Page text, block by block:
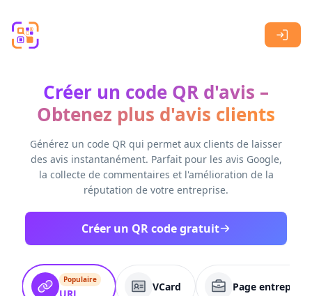
Créer un code QR d'avis –
Obtenez plus d'avis clients
Générez un code QR qui permet aux clients de laisser
des avis instantanément. Parfait pour les avis Google,
la collecte de commentaires et l'amélioration de la
réputation de votre entreprise.
Créer un QR code gratuit
Populaire
VCard Page entreprise